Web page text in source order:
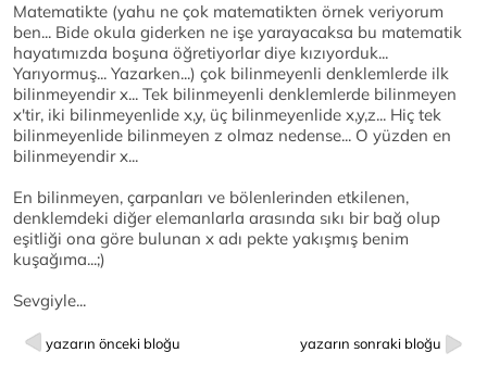
Matematikte (yahu ne çok matematikten örnek veriyorum
ben... Bide okula giderken ne işe yarayacaksa bu matematik
hayatımızda boşuna öğretiyorlar diye kızıyorduk...
Yarıyormuş... Yazarken...) çok bilinmeyenli denklemlerde ilk
bilinmeyendir x... Tek bilinmeyenli denklemlerde bilinmeyen
x'tir, iki bilinmeyenlide x,y, üç bilinmeyenlide x,y,z... Hiç tek
bilinmeyenlide bilinmeyen z olmaz nedense... O yüzden en
bilinmeyendir x...
En bilinmeyen, çarpanları ve bölenlerinden etkilenen,
denklemdeki diğer elemanlarla arasında sıkı bir bağ olup
eşitliği ona göre bulunan x adı pekte yakışmış benim
kuşağıma...;)
Sevgiyle...
yazarın önceki bloğu yazarın sonraki bloğu